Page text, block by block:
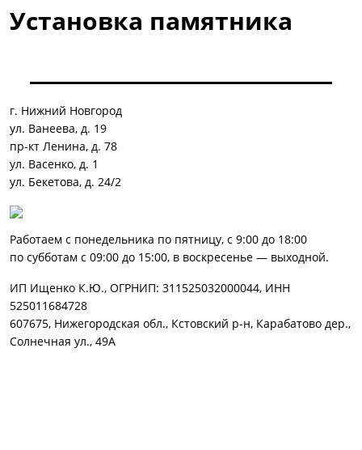
Установка памятника
г. Нижний Новгород
ул. Ванеева, д. 19
пр-кт Ленина, д. 78
ул. Васенко, д. 1
ул. Бекетова, д. 24/2
Работаем с понедельника по пятницу, с 9:00 до 18:00
по субботам с 09:00 до 15:00, в воскресенье — выходной.
ИП Ищенко К.Ю., ОГРНИП: 311525032000044, ИНН
525011684728
607675, Нижегородская обл., Кстовский р-н, Карабатово дер.,
Солнечная ул., 49А